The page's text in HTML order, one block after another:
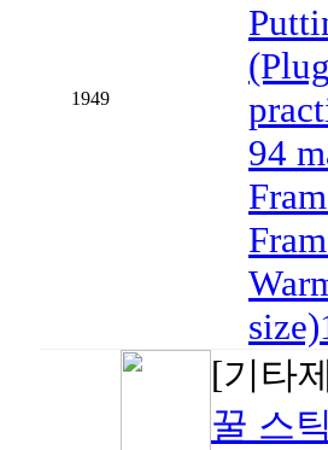
1949
94
[기타
꿀 스